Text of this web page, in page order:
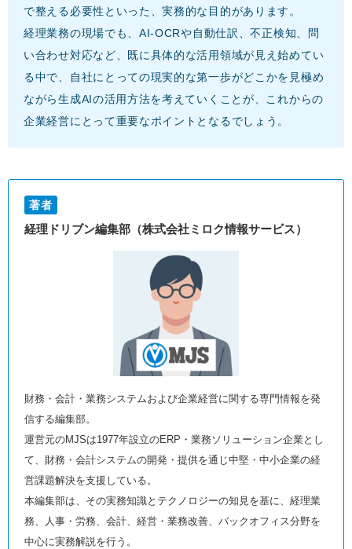
で整える必要性といった、実務的な目的があります。
経理業務の現場でも、AI-OCRや自動仕訳、不正検知、問
い合わせ対応など、既に具体的な活用領域が見え始めてい
る中で、自社にとっての現実的な第一歩がどこかを見極め
ながら生成AIの活用方法を考えていくことが、これからの
企業経営にとって重要なポイントとなるでしょう。
著者
経理ドリブン編集部（株式会社ミロク情報サービス）
財務・会計・業務システムおよび企業経営に関する専門情報を発
信する編集部。
運営元のMJSは1977年設立のERP・業務ソリューション企業とし
て、財務・会計システムの開発・提供を通じ中堅・中小企業の経
営課題解決を支援している。
本編集部は、その実務知識とテクノロジーの知見を基に、経理業
務、人事・労務、会計、経営・業務改善、バックオフィス分野を
中心に実務解説を行う。